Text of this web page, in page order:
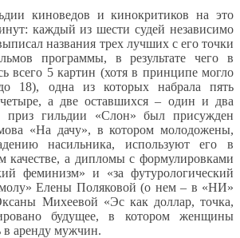
киноведов и кинокритиков на это
каждый из шести судей независимо
названия трех лучших с его точки
программы, в результате чего в
всего 5 картин (хотя в принципе могло
18), одна из которых набрала пять
а две оставшихся – один и два
приз гильдии «Слон» был присужден
«На дачу», в котором молодожены,
насильника, используют его в
качестве, а дипломы с формулировками
феминизм» и «за футурологический
Елены Поляковой (о нем – в «НИ»
Михеевой «Эс как доллар, точка,
будущее, в котором женщины
в аренду мужчин.